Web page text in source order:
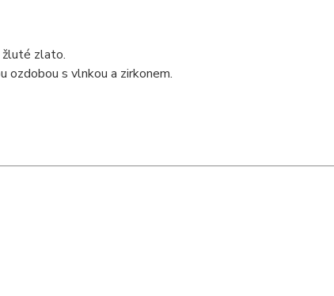
žluté zlato.
ozdobou s vlnkou a zirkonem.